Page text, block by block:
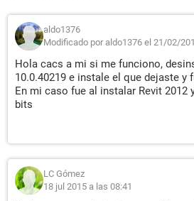
aldo1376
Modificado por aldo1376 el 21/02/
Hola cacs a mi si me funciono,
10.0.40219 e instale el que dejaste y
En mi caso fue al instalar Revit 2012
bits
LC Gómez
18 jul 2015 a las 08:41